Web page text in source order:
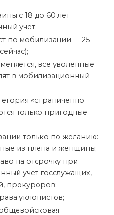
с 18 до 60 лет
учет;
по мобилизации — 25
все уволенные
в мобилизационный
«ограниченно
только пригодные
только по желанию:
из плена и женщины;
на отсрочку при
учет госслужащих,
прокуроров;
уклонистов;